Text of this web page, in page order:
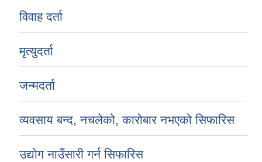
विवाह दर्ता
मृत्युदर्ता
जन्मदर्ता
व्यवसाय बन्द, नचलेको, कारोबार नभएको सिफारिस
उद्योग नाउँसारी गर्न सिफारिस